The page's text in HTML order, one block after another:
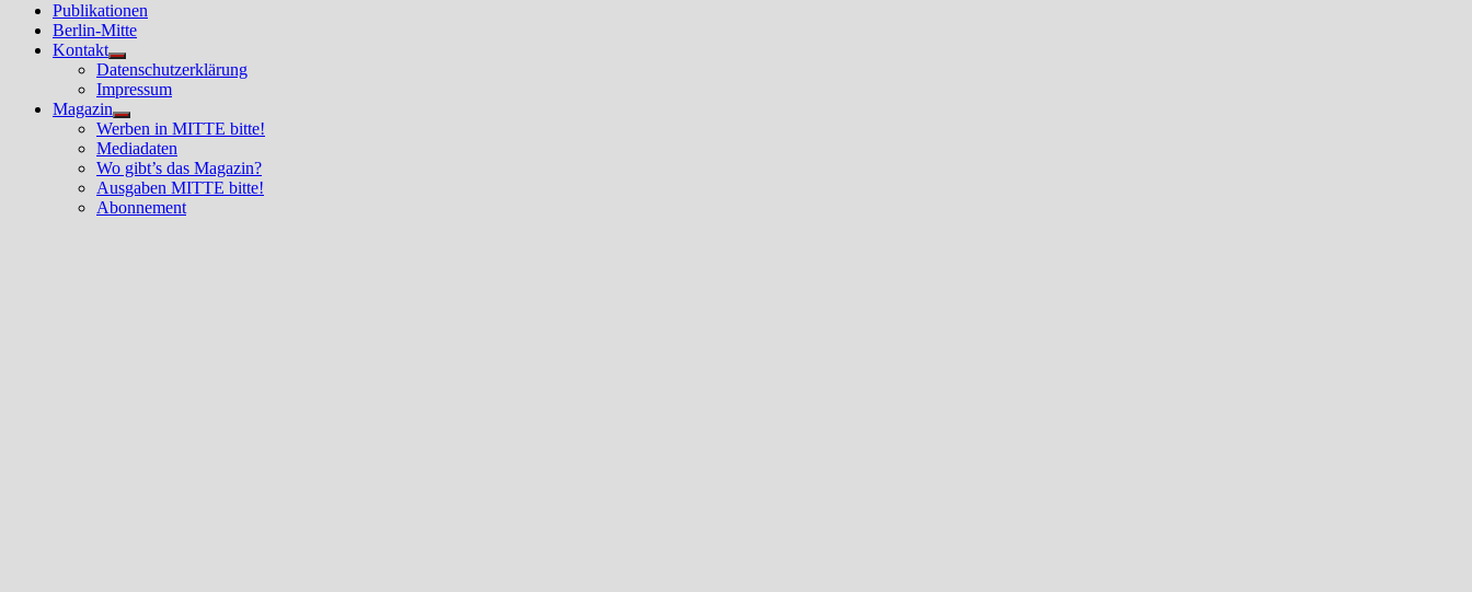
Publikationen
Berlin-Mitte
Kontakt
Untermenü
anzeigen
Datenschutzerklärung
Impressum
Magazin
Untermenü
anzeigen
Werben in MITTE bitte!
Mediadaten
Wo gibt’s das Magazin?
Ausgaben MITTE bitte!
Abonnement